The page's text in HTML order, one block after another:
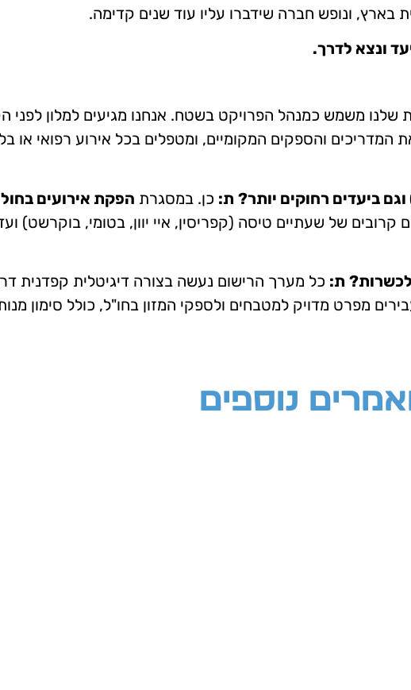
ונופש חברה שידברו עליו עוד שנים קדימה.
ונצא לדרך.
שלנו משמש כמנהל הפרויקט בשטח. אנחנו מגיעים למלון לפני
והספקים המקומיים, ומטפלים בכל אירוע רפואי או
ביעדים רחוקים יותר? ת: כן. במסגרת הפקת אירועים בחול
קרובים של שעתיים טיסה (קפריסין, איי יוון, בטומי, בוקרשט)
ת: כל מערך הרישום נעשה בצורה דיגיטלית קפדנית
מפרט מדויק למטבחים ולספקי המזון בחו"ל, כולל סימון
נוספים